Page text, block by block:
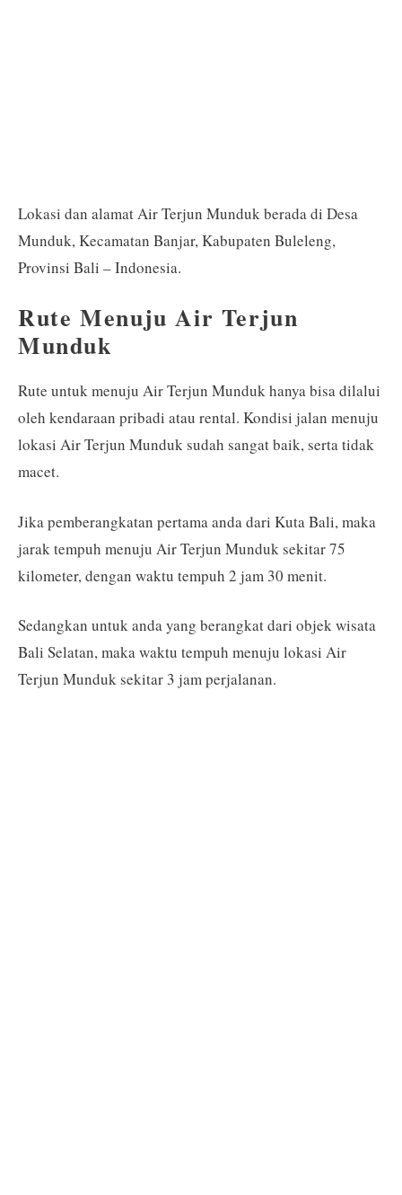
Lokasi dan alamat Air Terjun Munduk berada di Desa
Munduk, Kecamatan Banjar, Kabupaten Buleleng,
Provinsi Bali – Indonesia.
Rute Menuju Air Terjun
Munduk
Rute untuk menuju Air Terjun Munduk hanya bisa dilalui
oleh kendaraan pribadi atau rental. Kondisi jalan menuju
lokasi Air Terjun Munduk sudah sangat baik, serta tidak
macet.
Jika pemberangkatan pertama anda dari Kuta Bali, maka
jarak tempuh menuju Air Terjun Munduk sekitar 75
kilometer, dengan waktu tempuh 2 jam 30 menit.
Sedangkan untuk anda yang berangkat dari objek wisata
Bali Selatan, maka waktu tempuh menuju lokasi Air
Terjun Munduk sekitar 3 jam perjalanan.